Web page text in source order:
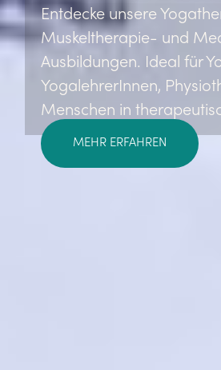
Entdecke unsere
Muskeltherapie- und
Ausbildungen. Ideal für
YogalehrerInnen,
Menschen in
MEHR ERFAHREN